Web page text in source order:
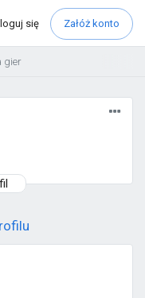
się Załóż konto
gier